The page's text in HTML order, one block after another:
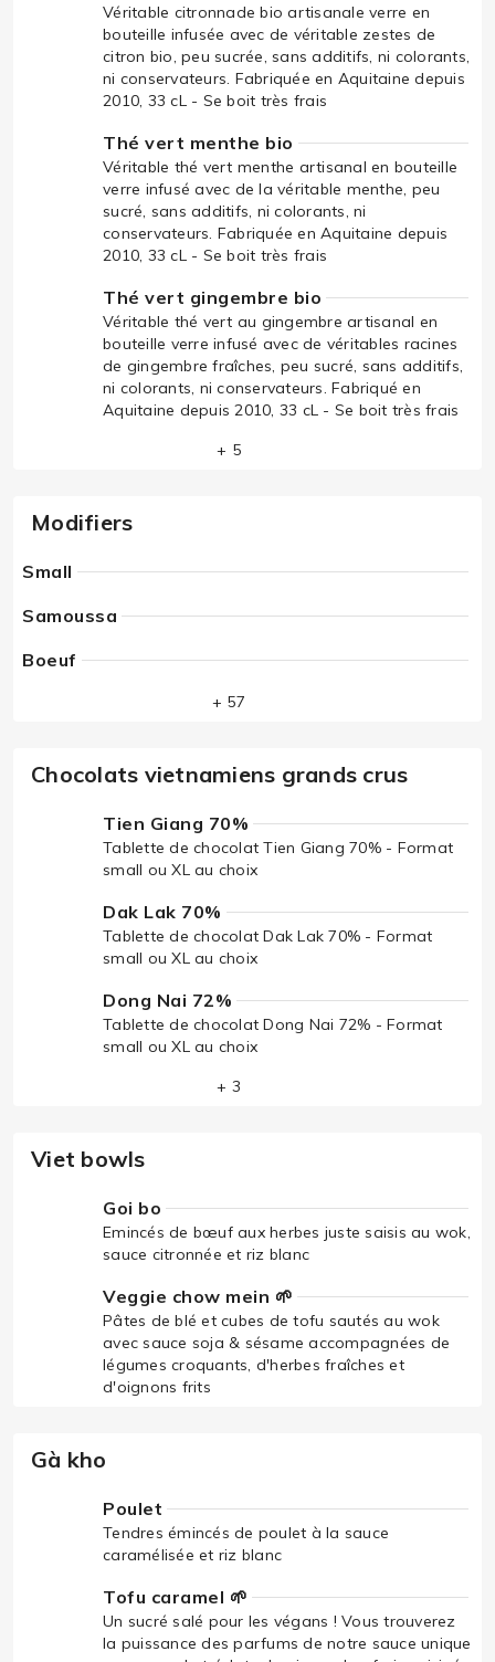
Véritable citronnade bio artisanale verre en
bouteille infusée avec de véritable zestes de
citron bio, peu sucrée, sans additifs, ni colorants,
ni conservateurs. Fabriquée en Aquitaine depuis
2010, 33 cL - Se boit très frais
Thé vert menthe bio
Véritable thé vert menthe artisanal en bouteille
verre infusé avec de la véritable menthe, peu
sucré, sans additifs, ni colorants, ni
conservateurs. Fabriquée en Aquitaine depuis
2010, 33 cL - Se boit très frais
Thé vert gingembre bio
Véritable thé vert au gingembre artisanal en
bouteille verre infusé avec de véritables racines
de gingembre fraîches, peu sucré, sans additifs,
ni colorants, ni conservateurs. Fabriqué en
Aquitaine depuis 2010, 33 cL - Se boit très frais
+ 5
Modifiers
Small
Samoussa
Boeuf
+ 57
Chocolats vietnamiens grands crus
Tien Giang 70%
Tablette de chocolat Tien Giang 70% - Format
small ou XL au choix
Dak Lak 70%
Tablette de chocolat Dak Lak 70% - Format
small ou XL au choix
Dong Nai 72%
Tablette de chocolat Dong Nai 72% - Format
small ou XL au choix
+ 3
Viet bowls
Goi bo
Emincés de bœuf aux herbes juste saisis au wok,
sauce citronnée et riz blanc
Veggie chow mein 🌱
Pâtes de blé et cubes de tofu sautés au wok
avec sauce soja & sésame accompagnées de
légumes croquants, d'herbes fraîches et
d'oignons frits
Gà kho
Poulet
Tendres émincés de poulet à la sauce
caramélisée et riz blanc
Tofu caramel 🌱
Un sucré salé pour les végans ! Vous trouverez
la puissance des parfums de notre sauce unique